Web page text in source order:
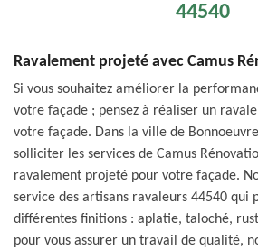
44540
Ravalement projeté avec Camus
Si vous souhaitez améliorer la
votre façade ; pensez à réaliser un
votre façade. Dans la ville de
solliciter les services de Camus
ravalement projeté pour votre façade.
service des artisans ravaleurs 44540 qui
différentes finitions : aplatie, taloché,
pour vous assurer un travail de qualité,